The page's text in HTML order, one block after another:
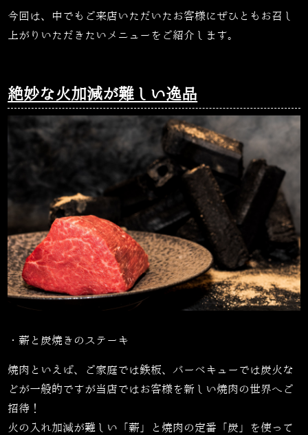
今回は、中でもご来店いただいたお客様にぜひともお召し
上がりいただきたいメニューをご紹介します。
絶妙な火加減が難しい逸品
・薪と炭焼きのステーキ
焼肉といえば、ご家庭では鉄板、バーベキューでは炭火な
どが一般的ですが当店ではお客様を新しい焼肉の世界へご
招待！
火の入れ加減が難しい「薪」と焼肉の定番「炭」を使って